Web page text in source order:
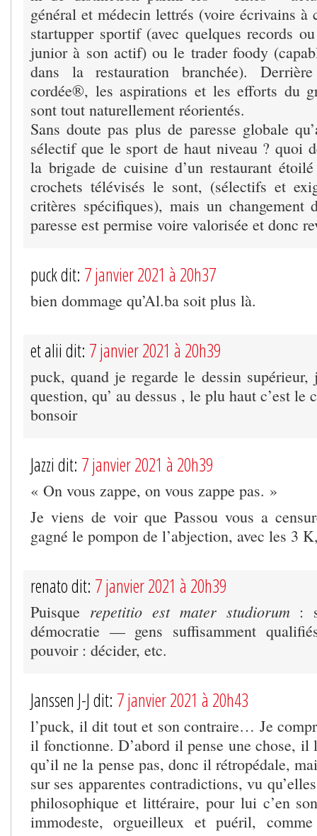
général et médecin lettrés (voire écrivains à
startupper sportif (avec quelques records
junior à son actif) ou le trader foody
dans la restauration branchée).
cordée®, les aspirations et les efforts du
sont tout naturellement réorientés.
Sans doute pas plus de paresse globale
sélectif que le sport de haut niveau ? quoi
la brigade de cuisine d’un restaurant
crochets télévisés le sont, (sélectifs et
critères spécifiques), mais un changement
paresse est permise voire valorisée et donc
puck dit: 7 janvier 2021 à 20h37
bien dommage qu’Al.ba soit plus là.
et alii dit: 7 janvier 2021 à 20h39
puck, quand je regarde le dessin supérieur,
question, qu’ au dessus , le plu haut c’est le
bonsoir
Jazzi dit: 7 janvier 2021 à 20h39
« On vous zappe, on vous zappe pas. »
Je viens de voir que Passou vous a
gagné le pompon de l’abjection, avec les 3
renato dit: 7 janvier 2021 à 20h39
Puisque repetitio est mater studiorum:
démocratie — gens suffisamment
pouvoir : décider, etc.
Janssen J-J dit: 7 janvier 2021 à 20h43
l’puck, il dit tout et son contraire… Je
il fonctionne. D’abord il pense une chose,
qu’il ne la pense pas, donc il rétropédale,
sur ses apparentes contradictions, vu
philosophique et littéraire, pour lui c’en
immodeste, orgueilleux et puéril,